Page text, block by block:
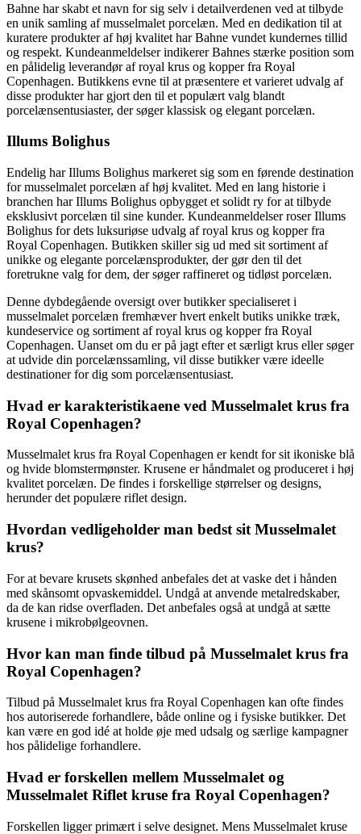
Bahne har skabt et navn for sig selv i detailverdenen ved at tilbyde
en unik samling af musselmalet porcelæn. Med en dedikation til at
kuratere produkter af høj kvalitet har Bahne vundet kundernes tillid
og respekt. Kundeanmeldelser indikerer Bahnes stærke position som
en pålidelig leverandør af royal krus og kopper fra Royal
Copenhagen. Butikkens evne til at præsentere et varieret udvalg af
disse produkter har gjort den til et populært valg blandt
porcelænsentusiaster, der søger klassisk og elegant porcelæn.
Illums Bolighus
Endelig har Illums Bolighus markeret sig som en førende destination
for musselmalet porcelæn af høj kvalitet. Med en lang historie i
branchen har Illums Bolighus opbygget et solidt ry for at tilbyde
eksklusivt porcelæn til sine kunder. Kundeanmeldelser roser Illums
Bolighus for dets luksuriøse udvalg af royal krus og kopper fra
Royal Copenhagen. Butikken skiller sig ud med sit sortiment af
unikke og elegante porcelænsprodukter, der gør den til det
foretrukne valg for dem, der søger raffineret og tidløst porcelæn.
Denne dybdegående oversigt over butikker specialiseret i
musselmalet porcelæn fremhæver hvert enkelt butiks unikke træk,
kundeservice og sortiment af royal krus og kopper fra Royal
Copenhagen. Uanset om du er på jagt efter et særligt krus eller søger
at udvide din porcelænssamling, vil disse butikker være ideelle
destinationer for dig som porcelænsentusiast.
Hvad er karakteristikaene ved Musselmalet krus fra
Royal Copenhagen?
Musselmalet krus fra Royal Copenhagen er kendt for sit ikoniske blå
og hvide blomstermønster. Krusene er håndmalet og produceret i høj
kvalitet porcelæn. De findes i forskellige størrelser og designs,
herunder det populære riflet design.
Hvordan vedligeholder man bedst sit Musselmalet
krus?
For at bevare krusets skønhed anbefales det at vaske det i hånden
med skånsomt opvaskemiddel. Undgå at anvende metalredskaber,
da de kan ridse overfladen. Det anbefales også at undgå at sætte
krusene i mikrobølgeovnen.
Hvor kan man finde tilbud på Musselmalet krus fra
Royal Copenhagen?
Tilbud på Musselmalet krus fra Royal Copenhagen kan ofte findes
hos autoriserede forhandlere, både online og i fysiske butikker. Det
kan være en god idé at holde øje med udsalg og særlige kampagner
hos pålidelige forhandlere.
Hvad er forskellen mellem Musselmalet og
Musselmalet Riflet kruse fra Royal Copenhagen?
Forskellen ligger primært i selve designet. Mens Musselmalet kruse